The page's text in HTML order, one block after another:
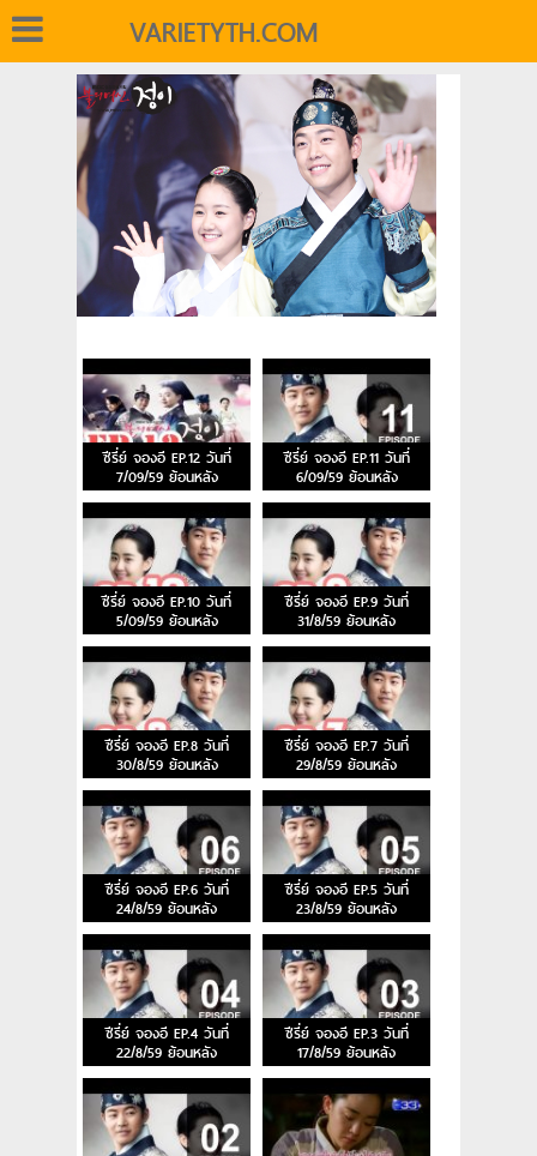
VARIETYTH.COM
ซีรี่ย์ จองอี EP.12 วันที่
7/09/59 ย้อนหลัง
ซีรี่ย์ จองอี EP.11 วันที่
6/09/59 ย้อนหลัง
ซีรี่ย์ จองอี EP.10 วันที่
5/09/59 ย้อนหลัง
ซีรี่ย์ จองอี EP.9 วันที่
31/8/59 ย้อนหลัง
ซีรี่ย์ จองอี EP.8 วันที่
30/8/59 ย้อนหลัง
ซีรี่ย์ จองอี EP.7 วันที่
29/8/59 ย้อนหลัง
ซีรี่ย์ จองอี EP.6 วันที่
24/8/59 ย้อนหลัง
ซีรี่ย์ จองอี EP.5 วันที่
23/8/59 ย้อนหลัง
ซีรี่ย์ จองอี EP.4 วันที่
22/8/59 ย้อนหลัง
ซีรี่ย์ จองอี EP.3 วันที่
17/8/59 ย้อนหลัง